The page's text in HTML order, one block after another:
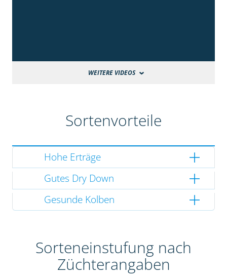
WEITERE VIDEOS
Sortenvorteile
Hohe Erträge
Gutes Dry Down
Gesunde Kolben
Sorteneinstufung nach
Züchterangaben